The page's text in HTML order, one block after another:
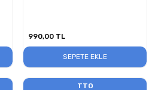
990,00 TL
SEPETE EKLE
TTO